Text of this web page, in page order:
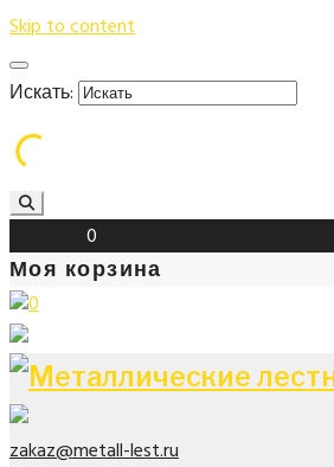
Skip to content
Искать:
0
Моя корзина
0
zakaz@metall-lest.ru